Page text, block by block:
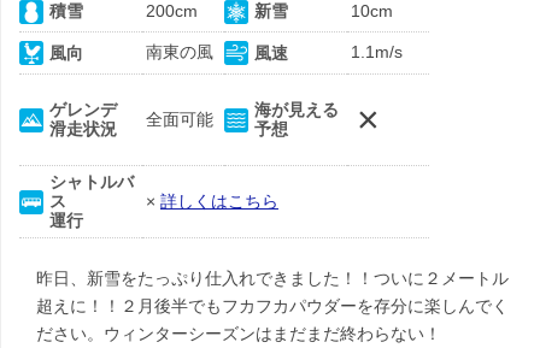
積雪 200cm 新雪 10cm
風向 南東の風 風速 1.1m/s
ゲレンデ
滑走状況
全面可能
海が見える
予想
×
シャトルバ
ス
運行
× 詳しくはこちら
昨日、新雪をたっぷり仕入れできました！！ついに２メートル
超えに！！２月後半でもフカフカパウダーを存分に楽しんでく
ださい。ウィンターシーズンはまだまだ終わらない！